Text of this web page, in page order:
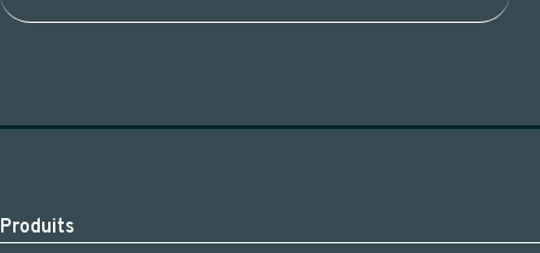
Produits